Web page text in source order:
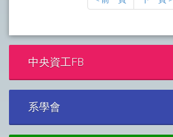
中央資工FB
系學會